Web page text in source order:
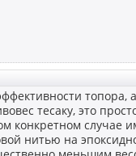
топора,
тесаку, это
конкретном
нитью на